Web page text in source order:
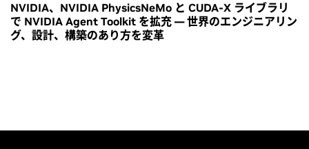
NVIDIA、NVIDIA PhysicsNeMo と CUDA-X ライブラリ
で NVIDIA Agent Toolkit を拡充 ― 世界のエンジニアリン
グ、設計、構築のあり方を変革